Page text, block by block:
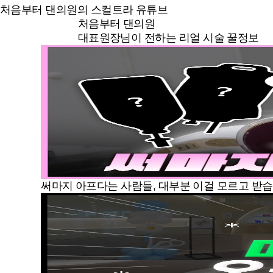
처음부터 댄의원의 스컬트라 유튜브
처음부터 댄의원
대표원장님이 전하는 리얼 시술 꿀정보
써마지 아프다는 사람들, 대부분 이걸 모르고 받